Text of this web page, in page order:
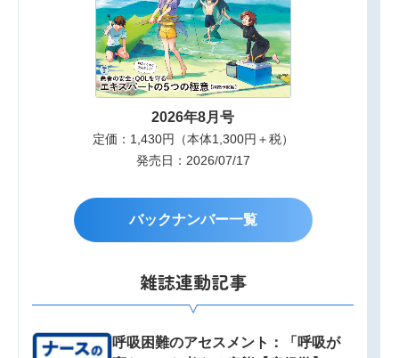
2026年8月号
定価：1,430円（本体1,300円＋税）
発売日：2026/07/17
バックナンバー一覧
雑誌連動記事
呼吸困難のアセスメント：「呼吸が